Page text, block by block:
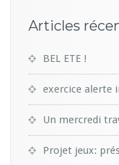
Articles
BEL ETE !
exercice alerte
Un mercredi
Projet jeux: